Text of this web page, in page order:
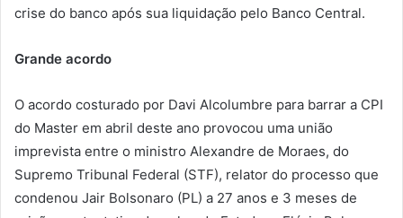
crise do banco após sua liquidação pelo Banco Central.
Grande acordo
O acordo costurado por Davi Alcolumbre para barrar a CPI
do Master em abril deste ano provocou uma união
imprevista entre o ministro Alexandre de Moraes, do
Supremo Tribunal Federal (STF), relator do processo que
condenou Jair Bolsonaro (PL) a 27 anos e 3 meses de